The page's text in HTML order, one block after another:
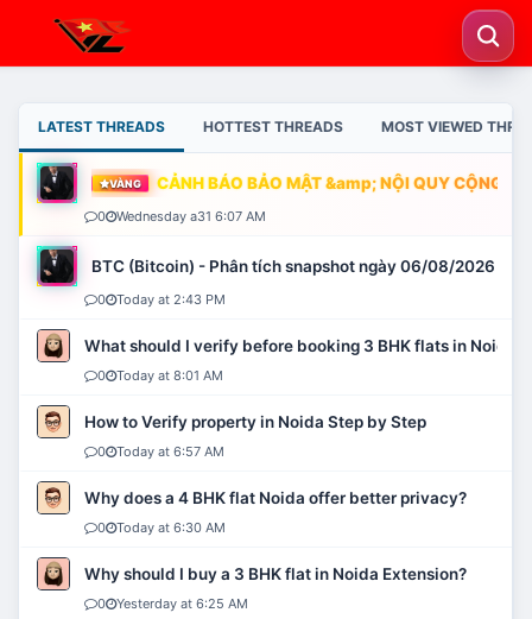
LATEST THREADS HOTTEST THREADS MOST VIEWED
VÀNG CẢNH BÁO BẢO MẬT &amp; NỘI QUY CỘNG
0 Wednesday a31 6:07 AM
BTC (Bitcoin) - Phân tích snapshot ngày 06/08/2026
0 Today at 2:43 PM
What should I verify before booking 3 BHK flats in Noida?
0 Today at 8:01 AM
How to Verify property in Noida Step by Step
0 Today at 6:57 AM
Why does a 4 BHK flat Noida offer better privacy?
0 Today at 6:30 AM
Why should I buy a 3 BHK flat in Noida Extension?
0 Yesterday at 6:25 AM